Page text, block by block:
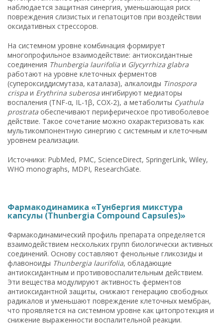
наблюдается защитная синергия, уменьшающая риск
повреждения слизистых и гепатоцитов при воздействии
оксидативных стрессоров.
На системном уровне комбинация формирует
многопрофильное взаимодействие: антиоксидантные
соединения Thunbergia laurifolia и Glycyrrhiza glabra
работают на уровне клеточных ферментов
(супероксиддисмутаза, каталаза), алкалоиды Tinospora
crispa и Erythrina suberosa ингибируют медиаторы
воспаления (TNF-α, IL-1β, COX-2), а метаболиты Cyathula
prostrata обеспечивают периферическое противоболевое
действие. Такое сочетание можно охарактеризовать как
мультикомпонентную синергию с системным и клеточным
уровнем реализации.
Источники: PubMed, PMC, ScienceDirect, SpringerLink, Wiley,
WHO monographs, MDPI, ResearchGate.
Фармакодинамика «Тунбергия микстура
капсулы (Thunbergia Compound Capsules)»
Фармакодинамический профиль препарата определяется
взаимодействием нескольких групп биологически активных
соединений. Основу составляют фенольные гликозиды и
флавоноиды Thunbergia laurifolia, обладающие
антиоксидантным и противовоспалительным действием.
Эти вещества модулируют активность ферментов
антиоксидантной защиты, снижают генерацию свободных
радикалов и уменьшают повреждение клеточных мембран,
что проявляется на системном уровне как цитопротекция и
снижение выраженности воспалительной реакции.